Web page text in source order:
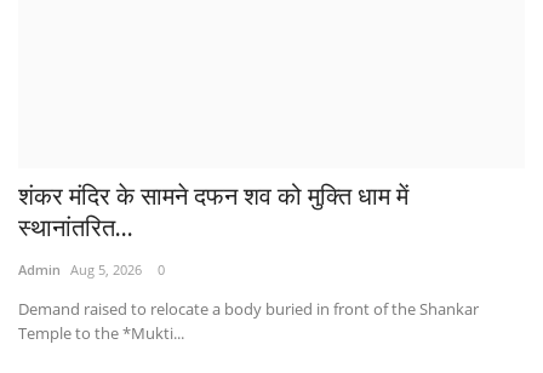
शंकर मंदिर के सामने दफन शव को मुक्ति धाम में
स्थानांतरित...
Admin Aug 5, 2026 0
Demand raised to relocate a body buried in front of the Shankar
Temple to the *Mukti...